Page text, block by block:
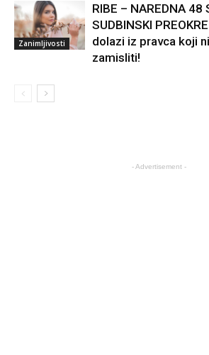
Zanimljivosti
RIBE – NAREDNA 48
SUDBINSKI
dolazi iz pravca koji
zamisliti!
- Advertisement -